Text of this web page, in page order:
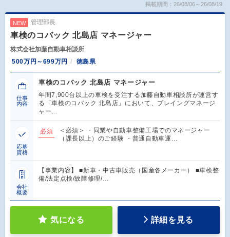
掲載期間：26/08/06～26/08/19
NEW 管理部長
車検のコバック 北島店 マネージャー
株式会社加藤自動車相談所
500万円～699万円
徳島県
仕事
内容
車検のコバック 北島店 マネージャー
年間7,900台以上の車検を受注する加藤自動車相談所が運営す
る「車検のコバック 北島店」において、プレイングマネージ
ャー…
応募
資格
必須
＜必須＞ ・同業や自動車整備工場でのマネージャー
（課長以上）のご経験 ・普通自動車運…
会社
概要
【事業内容】 ■新車・中古車販売（国産各メーカー） ■車検整
備/法定点検/故障修理/…
気になる 詳細を見る